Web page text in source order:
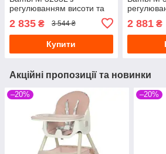
регулюванням висоти та
2 835 ₴ 3 544 ₴
Купити
2 881₴
Акційні пропозиції та новинки
–20% –20%